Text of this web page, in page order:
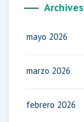
Archives
mayo 2026
marzo 2026
febrero 2026